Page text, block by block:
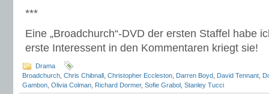
***
Eine „Broadchurch“-DVD der ersten Staffel habe
erste Interessent in den Kommentaren kriegt sie!
Drama
Broadchurch Chris Chibnall Christopher Eccleston Darren Boyd David Tennant
Gambon Olivia Colman Richard Dormer, Sofie Grabol Stanley Tucci